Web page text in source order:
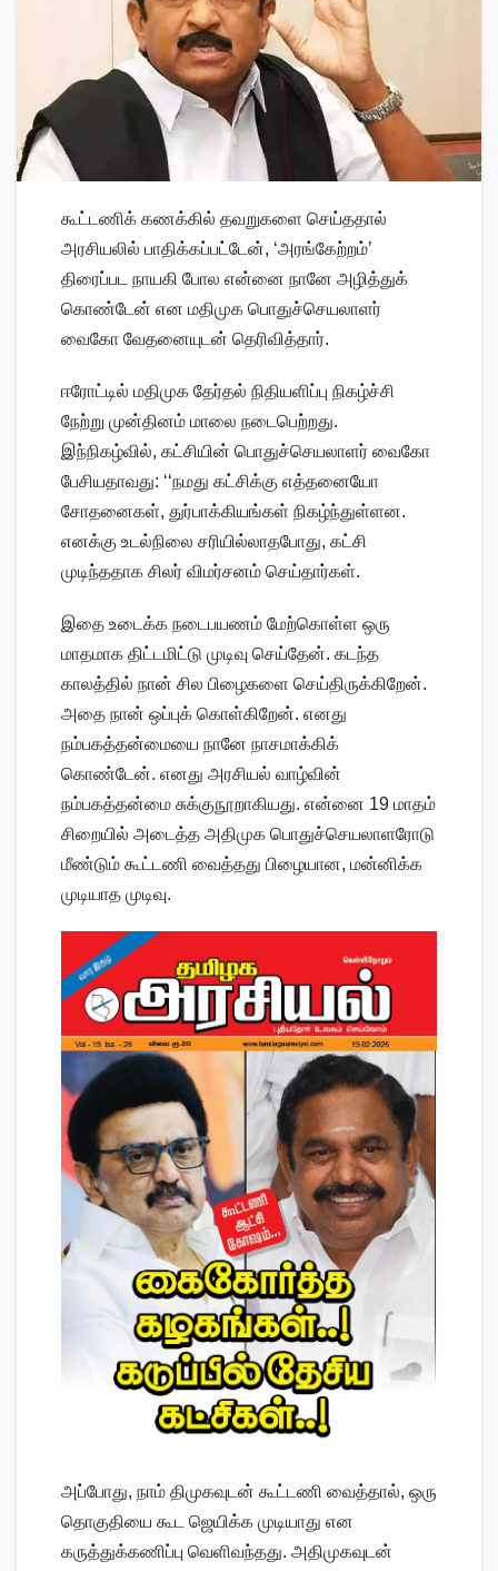
கூட்டணிக் கணக்கில் தவறுகளை செய்ததால்
அரசியலில் பாதிக்கப்பட்டேன், ‘அரங்கேற்றம்’
திரைப்பட நாயகி போல என்னை நானே அழித்துக்
கொண்டேன் என மதிமுக பொதுச்செயலாளர்
வைகோ வேதனையுடன் தெரிவித்தார்.
ஈரோட்டில் மதிமுக தேர்தல் நிதியளிப்பு நிகழ்ச்சி
நேற்று முன்தினம் மாலை நடைபெற்றது.
இந்நிகழ்வில், கட்சியின் பொதுச்செயலாளர் வைகோ
பேசியதாவது: ‘‘நமது கட்சிக்கு எத்தனையோ
சோதனைகள், துர்பாக்கியங்கள் நிகழ்ந்துள்ளன.
எனக்கு உடல்நிலை சரியில்லாதபோது, கட்சி
முடிந்ததாக சிலர் விமர்சனம் செய்தார்கள்.
இதை உடைக்க நடைபயணம் மேற்கொள்ள ஒரு
மாதமாக திட்டமிட்டு முடிவு செய்தேன். கடந்த
காலத்தில் நான் சில பிழைகளை செய்திருக்கிறேன்.
அதை நான் ஒப்புக் கொள்கிறேன். எனது
நம்பகத்தன்மையை நானே நாசமாக்கிக்
கொண்டேன். எனது அரசியல் வாழ்வின்
நம்பகத்தன்மை சுக்குநூறாகியது. என்னை 19 மாதம்
சிறையில் அடைத்த அதிமுக பொதுச்செயலாளரோடு
மீண்டும் கூட்டணி வைத்தது பிழையான, மன்னிக்க
முடியாத முடிவு.
அப்போது, நாம் திமுகவுடன் கூட்டணி வைத்தால், ஒரு
தொகுதியை கூட ஜெயிக்க முடியாது என
கருத்துக்கணிப்பு வெளிவந்தது. அதிமுகவுடன்